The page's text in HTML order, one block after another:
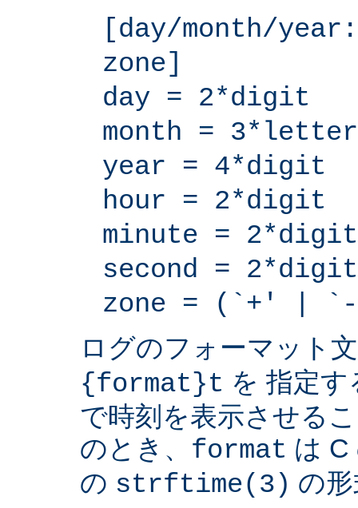
[day/month/
zone]
day = 2*digit
month = 3*letter
year = 4*digit
hour = 2*digit
minute = 2*digit
second = 2*digit
zone = (`+' |
ログのフォーマット
{format}t を 指定
で時刻を表示させる
のとき、 format は C
の strftime(3) の